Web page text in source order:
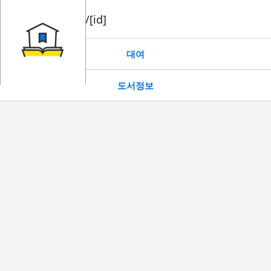
book/rent/[id]
대여
도서정보